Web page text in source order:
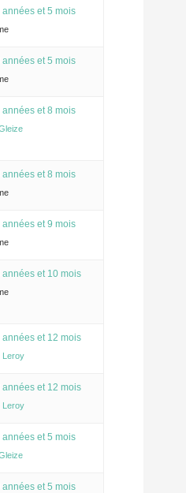
années et 5 mois
années et 5 mois
années et 8 mois
années et 8 mois
années et 9 mois
années et 10 mois
années et 12 mois
Leroy
années et 12 mois
Leroy
années et 5 mois
années et 5 mois